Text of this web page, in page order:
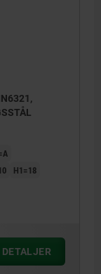
H1=18
DETALJER